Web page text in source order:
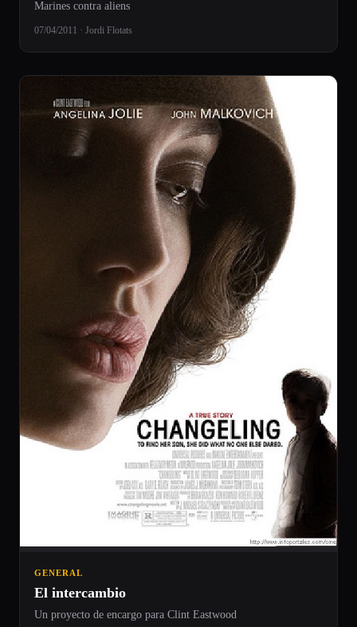
Marines contra aliens
07/04/2011 · Jordi Flotats
GENERAL
El intercambio
Un proyecto de encargo para Clint Eastwood